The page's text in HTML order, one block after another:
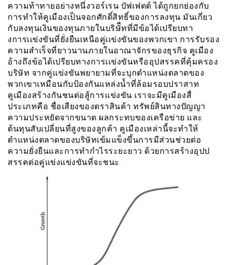
ความท้าทายอย่างหนึ่งวอร์เรน บัฟเฟตต์ ได้ถูกยกย่องกับ
การทำให้คูเมืองเป็นจอกศักดิ์สิทธิ์ของการลงทุน มันเกี่ยว
กับลงทุนเงินของทุนภายในบริษัืทที่มีข้อได้เปรียบทา
งการเเข่งขันที่ยั่งยืนเหนือคู่เเข่งขันของพวกเขา การรับรอง
ความสำเร็จที่ยาวนานภายในอาณาจักรของธุรกิจ คูเมือง
อ้างถึงข้อได้เปรียบทางการเเข่งขันหรืออุปสรรคที่คุ้มครอง
บริษัท จากคู่เเข่งขันพยายามที่จะบุกตำแหน่งตลาดของ
พวกเขาเหมือนกับป้องกันแหล่งน้ำที่ล้อมรอบปราสาท
คูเมืองสร้างกันชนต่อสู้การเเข่งขัน เราจะมีคูเมืองสื่
ประเภทคือ ชื่อเสียงของตราสินค้า ทรัพย์สินทางปัญญา
ความประหยัดจากขนาด ผลกระทบของเครือข่าย และ
ต้นทุนสับเปลี่ยนที่สูงของลูกค้า คูเมืองเหล่านี้จะทำให้
ตำแหน่งตลาดของบริษัทเข้มแข็งขึ้นการมีส่วนช่วยต่อ
ความยั่งยืนและการทำกำไรระยะยาว ด้วยการสร้างอุปป
สรรคต่อคู่แข่งแข่งขันที่จะชนะ